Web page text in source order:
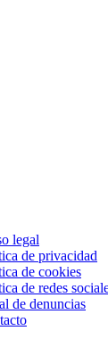
legal
de privacidad
de cookies
de redes
de denuncias